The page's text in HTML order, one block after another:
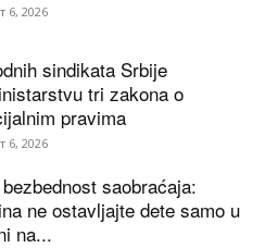
6, 2026
sindikata Srbije
tri zakona o
pravima
6, 2026
saobraćaja:
ne ostavljajte dete samo u
na...